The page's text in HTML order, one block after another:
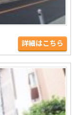
詳細はこちら